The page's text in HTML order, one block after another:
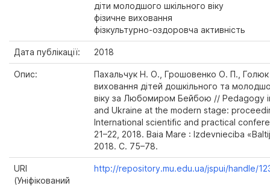
діти молодшого шкільного віку
фізичне виховання
фізкультурно-оздоровча активність
Дата публікації: 2018
Опис:
Пахальчук Н. О., Грошовенко О. П., Голюк
виховання дітей дошкільного та
віку за Любомиром Бейбою // Pedagogy
and Ukraine at the modern stage:
International scientific and practical
21–22, 2018. Baia Mare : Izdevnieciba
2018. С. 75–78.
URI
(Уніфікований
http://repository.mu.edu.ua/jspui/handle/